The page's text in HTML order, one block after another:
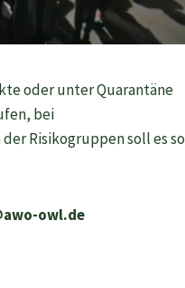
oder unter Quarantäne
bei
Risikogruppen soll es so
owl.de